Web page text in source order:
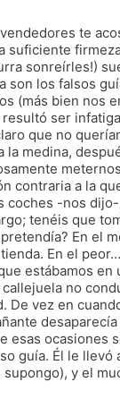
te
suficiente
sonreírles!)
son los falsos
(más bien nos
ser
que no
la medina,
contraria a la
coches -nos
tenéis que
En el
En el
estábamos en
no
De vez en
esas ocasiones
guía. Él le llevó
supongo), y el